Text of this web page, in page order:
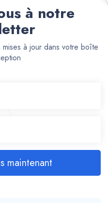
à notre
à jour dans votre boîte
maintenant